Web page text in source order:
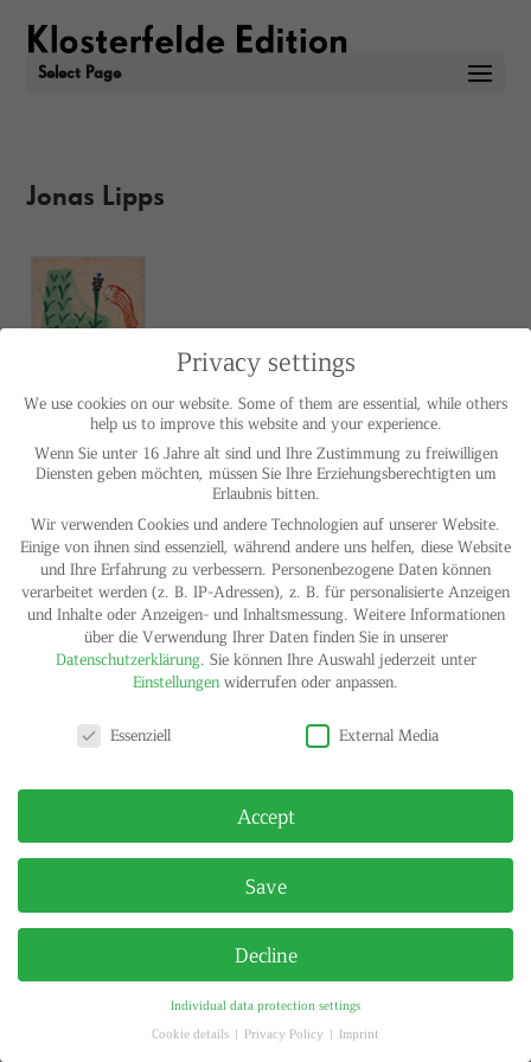
Select Page
Jonas Lipps
PRIVACY POLICY
© HELGA MARIA KLOSTERFELDE | ALL RIGHTS RESERVED
Privacy settings
We use cookies on our website. Some of them are essential, while others
help us to improve this website and your experience.
Wenn Sie unter 16 Jahre alt sind und Ihre Zustimmung zu freiwilligen
Diensten geben möchten, müssen Sie Ihre Erziehungsberechtigten um
Erlaubnis bitten.
Wir verwenden Cookies und andere Technologien auf unserer Website.
Einige von ihnen sind essenziell, während andere uns helfen, diese Website
und Ihre Erfahrung zu verbessern. Personenbezogene Daten können
verarbeitet werden (z. B. IP-Adressen), z. B. für personalisierte Anzeigen
und Inhalte oder Anzeigen- und Inhaltsmessung. Weitere Informationen
über die Verwendung Ihrer Daten finden Sie in unserer
Datenschutzerklärung. Sie können Ihre Auswahl jederzeit unter
Einstellungen widerrufen oder anpassen.
Essenziell
External Media
Accept
Save
Decline
Individual data protection settings
Cookie details
Privacy Policy Imprint